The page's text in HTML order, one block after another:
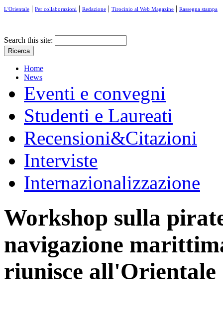
L'Orientale | Per collaborazioni | Redazione | Tirocinio al Web Magazine | Rassegna stampa
Search this site:
Home
News
Eventi e convegni
Studenti e Laureati
Recensioni&Citazioni
Interviste
Internazionalizzazione
Workshop sulla
navigazione
riunisce all'Orientale